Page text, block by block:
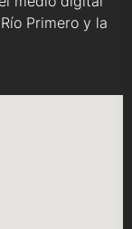
Primero y la